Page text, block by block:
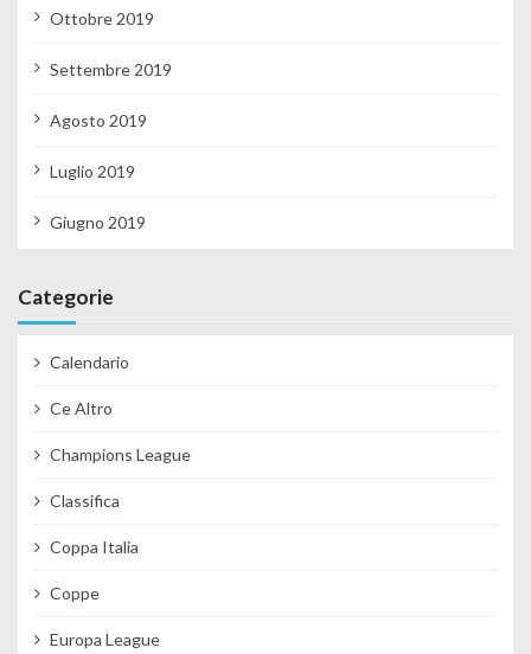
Ottobre 2019
Settembre 2019
Agosto 2019
Luglio 2019
Giugno 2019
Categorie
Calendario
Ce Altro
Champions League
Classifica
Coppa Italia
Coppe
Europa League